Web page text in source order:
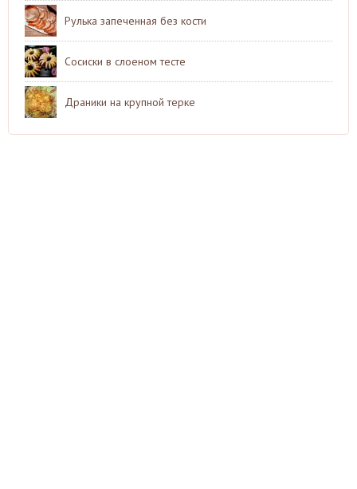
Рулька запеченная без кости
Сосиски в слоеном тесте
Драники на крупной терке